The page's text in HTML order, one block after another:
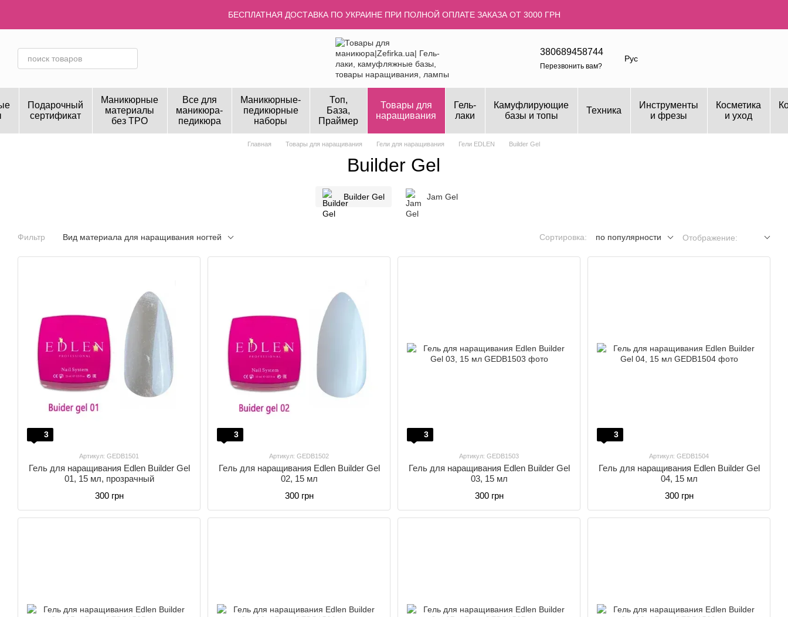
БЕСПЛАТНАЯ ДОСТАВКА ПО УКРАИНЕ ПРИ ПОЛНОЙ ОПЛАТЕ ЗАКАЗА ОТ 3000 ГРН
380689458744
Перезвонить вам?
Рус
Подарочный
сертификат
Маникюрные
материалы
без TPO
Все для
маникюра-
педикюра
Маникюрные-
педикюрные
наборы
Топ,
База,
Праймер
Товары для
наращивания
Гель-
лаки
Камуфлирующие
базы и топы
Техника
Инструменты
и фрезы
Косметика
и уход
Главная Товары для наращивания Гели для наращивания Гели EDLEN Builder Gel
Builder Gel
Builder Gel Jam Gel
Фильтр Вид материала для наращивания ногтей Сортировка: по популярности Отображение:
3
Артикул: GEDB1501
Гель для наращивания Edlen Builder Gel
01, 15 мл, прозрачный
300 грн
3
Артикул: GEDB1502
Гель для наращивания Edlen Builder Gel
02, 15 мл
300 грн
3
Артикул: GEDB1503
Гель для наращивания Edlen Builder Gel
03, 15 мл
300 грн
3
Артикул: GEDB1504
Гель для наращивания Edlen Builder Gel
04, 15 мл
300 грн